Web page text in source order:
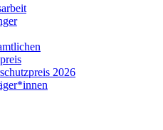
2026